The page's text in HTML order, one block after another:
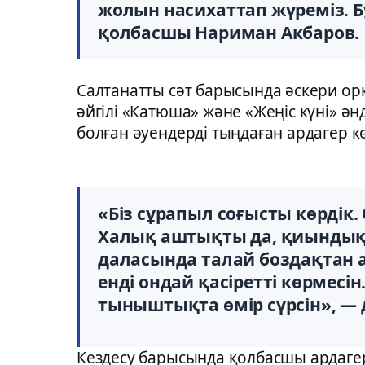
жолын насихаттап жүреміз.
қолбасшы Нариман Акбаров.
Салтанатты сәт барысында әскери
әйгілі «Катюша» және «Жеңіс күні»
болған әуендерді тыңдаған ардагер
«Біз сұрапыл соғысты
Халық аштықты да,
даласында талай боздақтан
енді ондай қасіретті
тыныштықта өмір сүрсін», —
Кездесу барысында қолбасшы